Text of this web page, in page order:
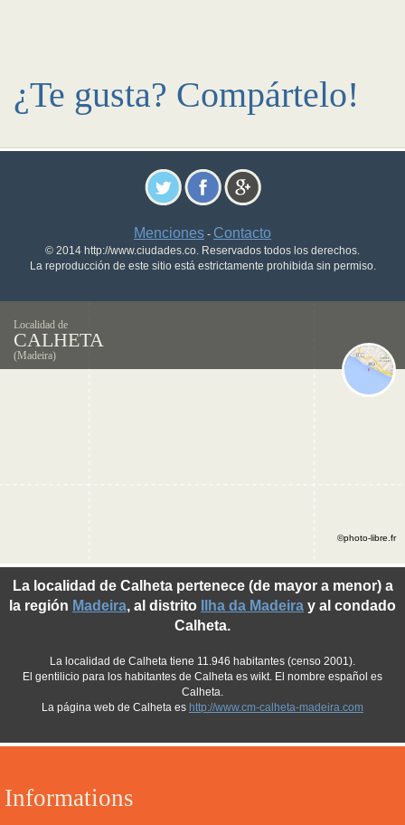
¿Te gusta? Compártelo!
Menciones - Contacto
© 2014 http://www.ciudades.co. Reservados todos los derechos.
La reproducción de este sitio está estrictamente prohibida sin permiso.
Localidad de
CALHETA
(Madeira)
Informations
La localidad de Calheta pertenece (de mayor a menor) a
la región Madeira, al distrito Ilha da Madeira y al condado
Calheta.
La localidad de Calheta tiene 11.946 habitantes (censo 2001).
El gentilicio para los habitantes de Calheta es wikt. El nombre español es
Calheta.
La página web de Calheta es http://www.cm-calheta-madeira.com
©photo-libre.fr